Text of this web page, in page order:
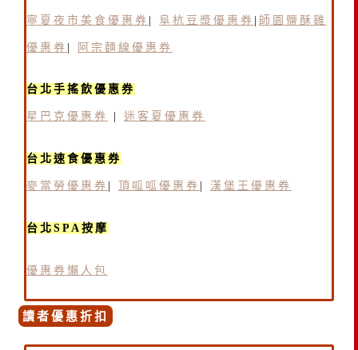
寧夏夜市美食優惠券 | 阜杭豆漿優惠券 | 師園鹽酥雞
優惠券 | 阿宗麵線優惠券
台北手搖飲優惠券
星巴克優惠券 迷客夏優惠券
台北速食優惠券
麥當勞優惠券 頂呱呱優惠券 漢堡王優惠券
台北SPA按摩
優惠券懶人包
讀者優惠折扣